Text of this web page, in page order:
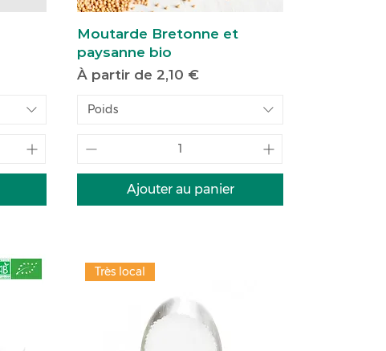
Moutarde Bretonne et
paysanne bio
À partir de 2,10 €
Prix promotionnel
Poids
Ajouter au panier
Très local